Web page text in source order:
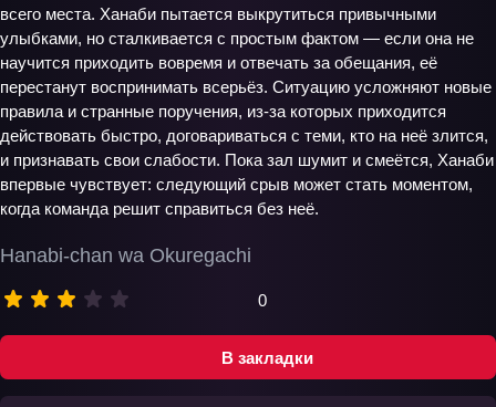
В закладки
Hanabi-chan wa Okuregachi
0
всего места. Ханаби пытается выкрутиться привычными
улыбками, но сталкивается с простым фактом — если она не
научится приходить вовремя и отвечать за обещания, её
перестанут воспринимать всерьёз. Ситуацию усложняют новые
правила и странные поручения, из-за которых приходится
действовать быстро, договариваться с теми, кто на неё злится,
и признавать свои слабости. Пока зал шумит и смеётся, Ханаби
впервые чувствует: следующий срыв может стать моментом,
когда команда решит справиться без неё.